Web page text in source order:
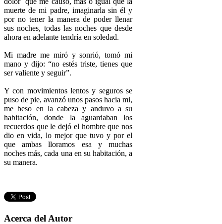
muerte de mi padre, imaginarla sin él y
por no tener la manera de poder llenar
sus noches, todas las noches que desde
ahora en adelante tendría en soledad.
Mi madre me miró y sonrió, tomó mi
mano y dijo: “no estés triste, tienes que
ser valiente y seguir”.
Y con movimientos lentos y seguros se
puso de pie, avanzó unos pasos hacia mi,
me beso en la cabeza y anduvo a su
habitación, donde la aguardaban los
recuerdos que le dejó el hombre que nos
dio en vida, lo mejor que tuvo y por el
que ambas lloramos esa y muchas
noches más, cada una en su habitación, a
su manera.
Acerca del Autor